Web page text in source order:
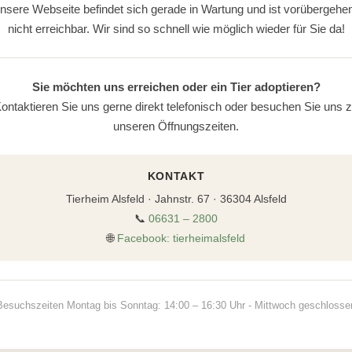
Webseite befindet sich gerade in Wartung und ist
nicht erreichbar. Wir sind so schnell wie möglich wieder für Sie da!
Sie möchten uns erreichen oder ein Tier adoptieren?
Sie uns gerne direkt telefonisch oder besuchen Sie uns
unseren Öffnungszeiten.
KONTAKT
Tierheim Alsfeld · Jahnstr. 67 · 36304 Alsfeld
📞 06631 – 2800
🌐 Facebook: tierheimalsfeld
Montag bis Sonntag: 14:00 – 16:30 Uhr - Mittwoch